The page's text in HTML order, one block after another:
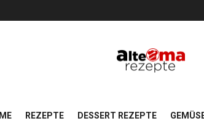
REZEPTE DESSERT REZEPTE